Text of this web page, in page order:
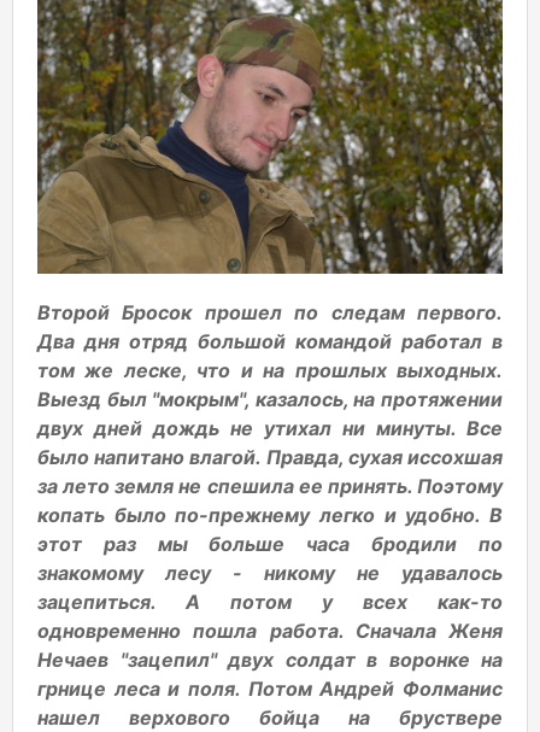
Второй Бросок прошел по следам первого.
Два дня отряд большой командой работал в
том же леске, что и на прошлых выходных.
Выезд был "мокрым", казалось, на протяжении
двух дней дождь не утихал ни минуты. Все
было напитано влагой. Правда, сухая иссохшая
за лето земля не спешила ее принять. Поэтому
копать было по-прежнему легко и удобно. В
этот раз мы больше часа бродили по
знакомому лесу - никому не удавалось
зацепиться. А потом у всех как-то
одновременно пошла работа. Сначала Женя
Нечаев "зацепил" двух солдат в воронке на
грнице леса и поля. Потом Андрей Фолманис
нашел верхового бойца на бруствере